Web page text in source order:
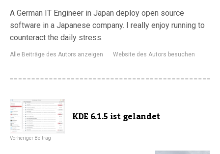
A German IT Engineer in Japan deploy open source
software in a Japanese company. I really enjoy running to
counteract the daily stress.
Alle Beiträge des Autors anzeigen Website des Autors besuchen
KDE 6.1.5 ist gelandet
Vorheriger Beitrag